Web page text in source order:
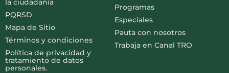
la ciudadanía
PQRSD
Mapa de Sitio
Términos y condiciones
Política de privacidad y
tratamiento de datos
personales.
Programas
Especiales
Pauta con nosotros
Trabaja en Canal TRO